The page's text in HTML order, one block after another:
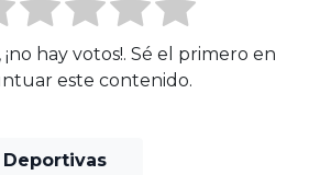
¡no hay votos!. Sé el primero en
este contenido.